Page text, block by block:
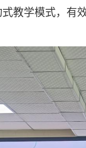
教学模式，